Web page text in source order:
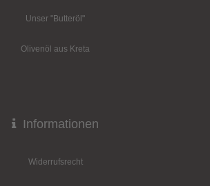
Unser "Butteröl"
Olivenöl aus Kreta
Informationen
Widerrufsrecht